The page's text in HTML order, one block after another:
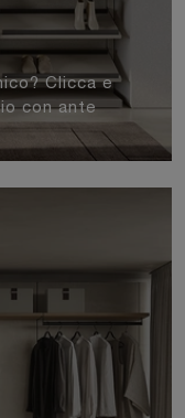
Clicca e
con ante